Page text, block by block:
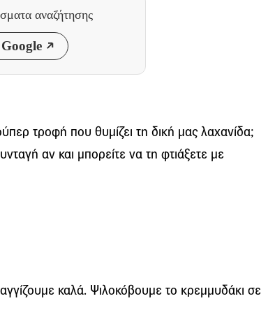
αναζήτησης
τροφή που θυμίζει τη δική μας λαχανίδα;
αν και μπορείτε να τη φτιάξετε με
καλά. Ψιλοκόβουμε το κρεμμυδάκι σε